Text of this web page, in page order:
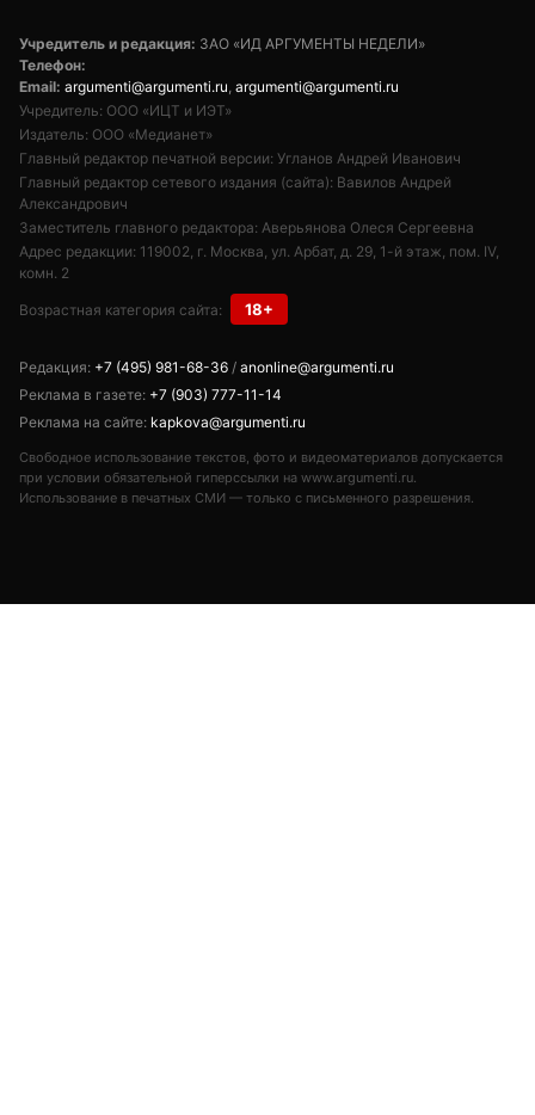
Учредитель и редакция: ЗАО «ИД АРГУМЕНТЫ НЕДЕЛИ»
Телефон:
Email: argumenti@argumenti.ru, argumenti@argumenti.ru
Учредитель: ООО «ИЦТ и ИЭТ»
Издатель: ООО «Медианет»
Главный редактор печатной версии: Угланов Андрей Иванович
Главный редактор сетевого издания (сайта): Вавилов Андрей
Александрович
Заместитель главного редактора: Аверьянова Олеся Сергеевна
Адрес редакции: 119002, г. Москва, ул. Арбат, д. 29, 1-й этаж, пом. IV,
комн. 2
Возрастная категория сайта: 18+
Редакция: +7 (495) 981-68-36 / anonline@argumenti.ru
Реклама в газете: +7 (903) 777-11-14
Реклама на сайте: kapkova@argumenti.ru
Свободное использование текстов, фото и видеоматериалов допускается
при условии обязательной гиперссылки на www.argumenti.ru.
Использование в печатных СМИ — только с письменного разрешения.